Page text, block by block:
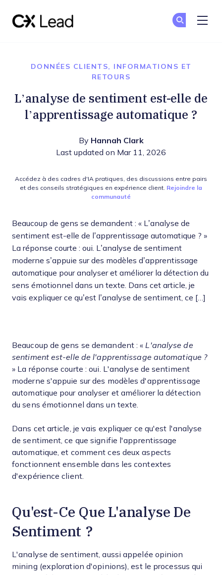
DONNÉES CLIENTS, INFORMATIONS ET
RETOURS
L’analyse de sentiment est-elle de
l’apprentissage automatique ?
By Hannah Clark
Last updated on Mar 11, 2026
Accédez à des cadres d'IA pratiques, des discussions entre pairs
et des conseils stratégiques en expérience client. Rejoindre la
communauté
Beaucoup de gens se demandent : « L’analyse de
sentiment est-elle de l’apprentissage automatique ? »
La réponse courte : oui. L’analyse de sentiment
moderne s’appuie sur des modèles d’apprentissage
automatique pour analyser et améliorer la détection du
sens émotionnel dans un texte. Dans cet article, je
vais expliquer ce qu’est l’analyse de sentiment, ce […]
Beaucoup de gens se demandent : « L'analyse de
sentiment est-elle de l'apprentissage automatique ?
» La réponse courte : oui. L'analyse de sentiment
moderne s'appuie sur des modèles d'apprentissage
automatique pour analyser et améliorer la détection
du sens émotionnel dans un texte.
Dans cet article, je vais expliquer ce qu'est l'analyse
de sentiment, ce que signifie l'apprentissage
automatique, et comment ces deux aspects
fonctionnent ensemble dans les contextes
d'expérience client.
Qu'est-Ce Que L'analyse De
Sentiment ?
L'analyse de sentiment, aussi appelée opinion
mining (exploration d'opinions), est le processus qui